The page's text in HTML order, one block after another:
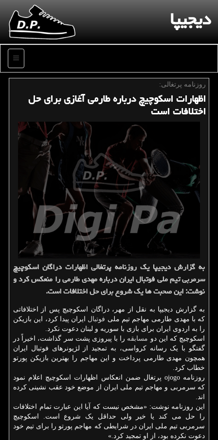
دیجیپا
منو
روزنامه پرتغالی:
اظهارات اسکوچیچ درباره طارمی آغازی برای حل
اختلافات است
به گزارش دیجیپا یک روزنامه پرتغالی اظهارات دراگان اسکوچیچ
سرمربی تیم ملی فوتبال ایران درباره مهدی طارمی را منعکس کرد و
نوشت: این صحبت ها یک شروع برای حل اختلافات است.
به گزارش دیجیپا به نقل از مهر، دراگان اسکوچیچ پس از اختلافاتی
که با مهدی طارمی مهاجم تیم ملی فوتبال ایران پیدا کرد، این بازیکن
را به اردوی ایران برای بازی با سوریه و لبنان دعوت نکرد.
اسکوچیچ که این دو مسابقه را با پیروزی پشت سر گذاشت، اخیراً در
گفتگو با یک رسانه کرواسی، به تمجید از لژیونرهای فوتبال ایران
همچون مهدی طارمی پرداخت و این مهاجم را بهترین بازیکن پورتو
خطاب کرد.
روزنامه ojogo پرتغال ضمن انعکاس اظهارات اسکوچیچ اعلام نمود
که سرمربی و مهاجم تیم ملی ایران از موضع خود عقب نشینی کرده
اند.
این روزنامه نوشت: «مشخص نیست که آیا این عبارت تمام اختلافات
را حل می کند یا خیر ولی حداقل یک شروع است. اسکوچیچ
سرمربی تیم ملی ایران در شرایطی که مهاجم پورتو را برای تیم خود
دعوت نکرده بود، از او تمجید کرد.»